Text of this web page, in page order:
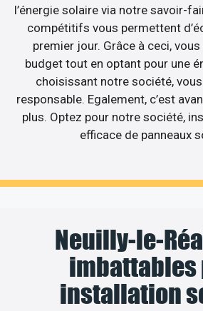
l’énergie solaire via notre savoir-
compétitifs vous permettent
premier jour. Grâce à ceci,
budget tout en optant pour une
choisissant notre société,
responsable. Egalement, c’est
plus. Optez pour notre société,
efficace de panneaux
Neuilly-le-
imbattables
installation